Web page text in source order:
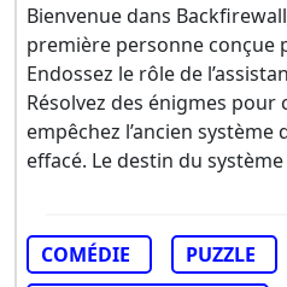
Bienvenue dans
première personne conçue
Endossez le rôle de
Résolvez des énigmes
empêchez l’ancien système
effacé. Le destin du
COMÉDIE PUZZLE